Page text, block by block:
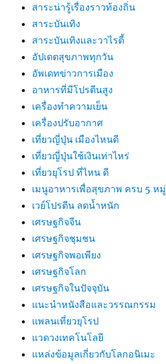
สาระน่ารู้เรื่องราวท้องถิ่น
สาระบันเทิง
สาระบันเทิงและวาไรตี้
อัปเดตสุขภาพทุกวัน
อัพเดทข่าวการเมือง
อาหารที่มีโปรตีนสูง
เครื่องทำความเย็น
เครื่องปรับอากาศ
เที่ยวญี่ปุ่น เมืองไหนดี
เที่ยวญี่ปุ่นใช้เงินเท่าไหร่
เที่ยวยุโรป ที่ไหน ดี
เมนูอาหารเพื่อสุขภาพ ครบ 5 หมู่
เวย์โปรตีน ลดน้ำหนัก
เศรษฐกิจจีน
เศรษฐกิจชุมชน
เศรษฐกิจพอเพียง
เศรษฐกิจโลก
เศรษฐกิจในปัจจุบัน
แนะนำหนังสือและวรรณกรรม
แพลนเที่ยวยุโรป
แวดวงเทคโนโลยี
แหล่งข้อมูลเกี่ยวกับโลกอนิเมะ